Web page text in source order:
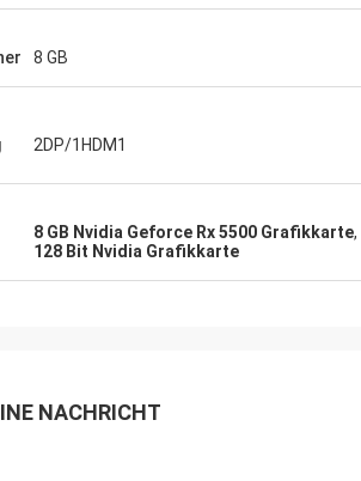
8 GB
2DP/1HDM1
8 GB Nvidia Geforce Rx 5500 Grafikkarte,
128 Bit Nvidia Grafikkarte
NACHRICHT